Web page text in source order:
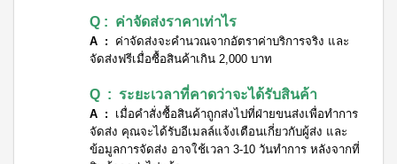
Q : ค่าจัดส่งราคาเท่าไร
A : ค่าจัดส่งจะคำนวณจากอัตราค่าบริการจริง และ
จัดส่งฟรีเมื่อซื้อสินค้าเกิน 2,000 บาท
Q : ระยะเวลาที่คาดว่าจะได้รับสินค้า
A :
เมื่อคำสั่งซื้อสินค้าถูกส่งไปที่ฝ่ายขนส่งเพื่อทำการ
จัดส่ง คุณจะได้รับอีเมลล์แจ้งเตือนเกี่ยวกับผู้ส่ง และ
ข้อมูลการจัดส่ง อาจใช้เวลา 3-10 วันทำการ หลังจากที่